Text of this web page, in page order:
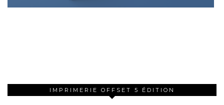
IMPRIMERIE OFFSET 5 ÉDITION